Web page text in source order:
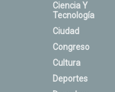
Ciencia Y
Tecnología
Ciudad
Congreso
Cultura
Deportes